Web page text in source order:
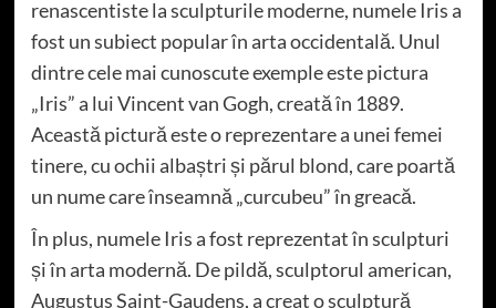
renascentiste la sculpturile moderne, numele Iris a
fost un subiect popular în arta occidentală. Unul
dintre cele mai cunoscute exemple este pictura
„Iris” a lui Vincent van Gogh, creată în 1889.
Această pictură este o reprezentare a unei femei
tinere, cu ochii albaștri și părul blond, care poartă
un nume care înseamnă „curcubeu” în greacă.
În plus, numele Iris a fost reprezentat în sculpturi
și în arta modernă. De pildă, sculptorul american,
Augustus Saint-Gaudens, a creat o sculptură